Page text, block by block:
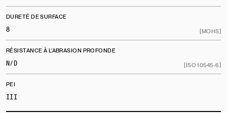
DURETÉ DE SURFACE
8
[MOHS]
RÉSISTANCE À L’ABRASION PROFONDE
N/D
[ISO 10545-6]
PEI
III